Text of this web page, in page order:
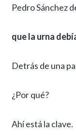
Pedro Sánchez
que la urna
Detrás de una
¿Por qué?
Ahí está la clave.